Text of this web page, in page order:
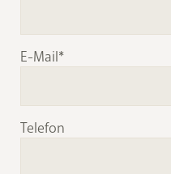
E-Mail
Telefon